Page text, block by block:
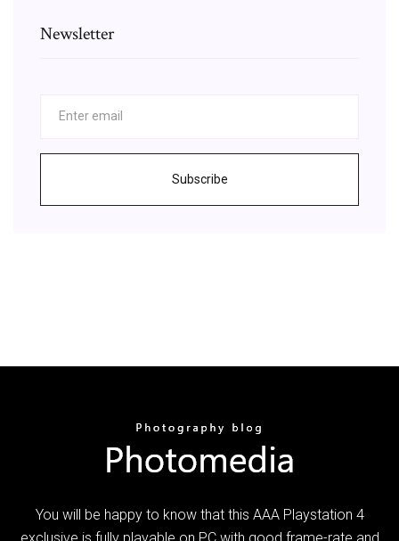
Newsletter
Subscribe
You will be happy to know that this AAA Playstation 4